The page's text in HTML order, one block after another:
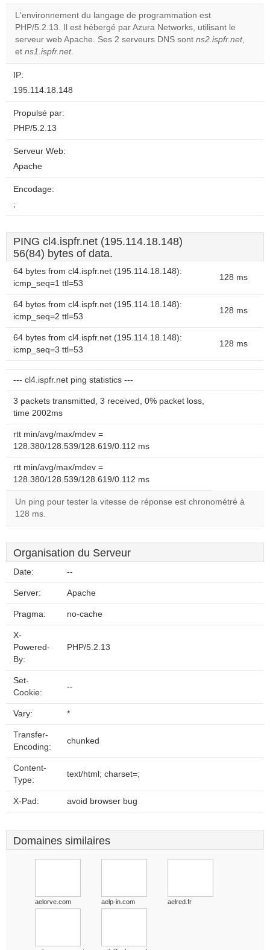
correctly.
Do you
own this
OK
L'environnement du langage de programmation est
PHP/5.2.13. Il est hébergé par Azura Networks, utilisant le
serveur web Apache. Ses 2 serveurs DNS sont ns2.ispfr.net,
et ns1.ispfr.net.
IP:
195.114.18.148
Propulsé par:
PHP/5.2.13
Serveur Web:
Apache
Encodage:
;
PING cl4.ispfr.net (195.114.18.148)
56(84) bytes of data.
64 bytes from cl4.ispfr.net (195.114.18.148):
icmp_seq=1 ttl=53
128 ms
64 bytes from cl4.ispfr.net (195.114.18.148):
icmp_seq=2 ttl=53
128 ms
64 bytes from cl4.ispfr.net (195.114.18.148):
icmp_seq=3 ttl=53
128 ms
--- cl4.ispfr.net ping statistics ---
3 packets transmitted, 3 received, 0% packet loss,
time 2002ms
rtt min/avg/max/mdev =
128.380/128.539/128.619/0.112 ms
rtt min/avg/max/mdev =
128.380/128.539/128.619/0.112 ms
Un ping pour tester la vitesse de réponse est chronométré à
128 ms.
Organisation du Serveur
Date: --
Server: Apache
Pragma: no-cache
X-
Powered-
By:
PHP/5.2.13
Set-
Cookie:
--
Vary: *
Transfer-
Encoding:
chunked
Content-
Type:
text/html; charset=;
X-Pad: avoid browser bug
Domaines similaires
aelorve.com aelp-in.com aelred.fr